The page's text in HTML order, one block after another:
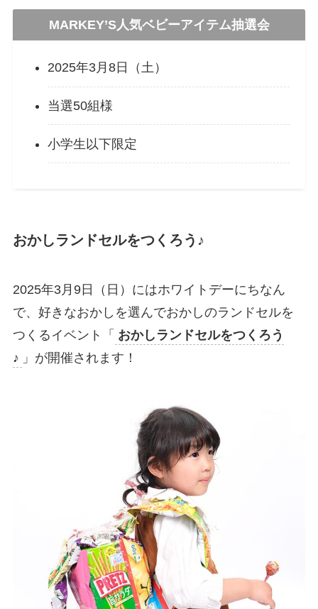
MARKEY’S人気ベビーアイテム抽選会
2025年3月8日（土）
当選50組様
小学生以下限定
おかしランドセルをつくろう♪
2025年3月9日（日）にはホワイトデーにちなん
で、好きなおかしを選んでおかしのランドセルを
つくるイベント「 おかしランドセルをつくろう
♪ 」が開催されます！